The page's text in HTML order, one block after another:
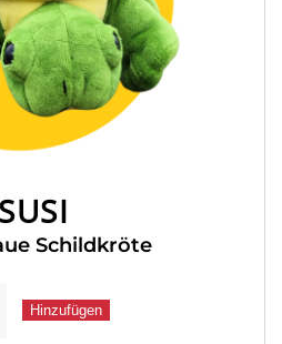
SUSI
Schildkröte
Hinzufügen